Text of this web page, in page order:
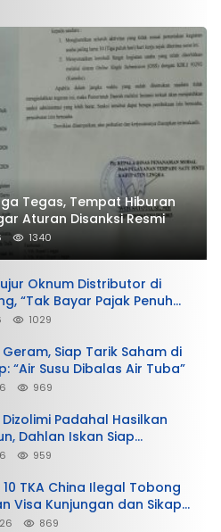
Tegas, Tempat Hiburan
Aturan Disanksi Resmi
1340
Oknum Distributor di
“Tak Bayar Pajak Penuh
1029
Geram, Siap Tarik Saham di
“Air Susu Dibalas Air Tuba”
969
Dizolimi Padahal Hasilkan
Dahlan Iskan Siap
959
TKA China Ilegal Tobong
Visa Kunjungan dan Sikap
Kepri?
869